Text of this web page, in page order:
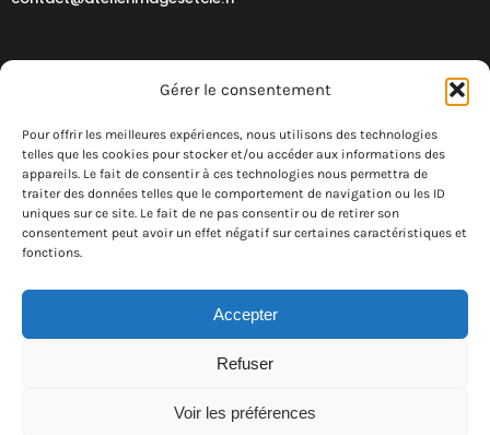
Gérer le consentement
Pour offrir les meilleures expériences, nous utilisons des technologies
telles que les cookies pour stocker et/ou accéder aux informations des
appareils. Le fait de consentir à ces technologies nous permettra de
traiter des données telles que le comportement de navigation ou les ID
uniques sur ce site. Le fait de ne pas consentir ou de retirer son
consentement peut avoir un effet négatif sur certaines caractéristiques et
fonctions.
Accepter
Refuser
Voir les préférences
Charte Imprim’vert et RSE CGV Mentions légales